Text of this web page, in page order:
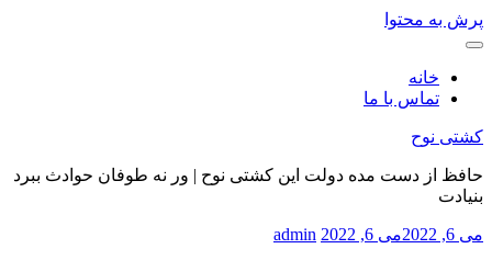
پرش به محتوا
خانه
تماس با ما
کشتی نوح
حافظ از دست مده دولت این کشتی نوح | ور نه طوفان حوادث ببرد
بنیادت
می 6, 2022 می 6, 2022 admin